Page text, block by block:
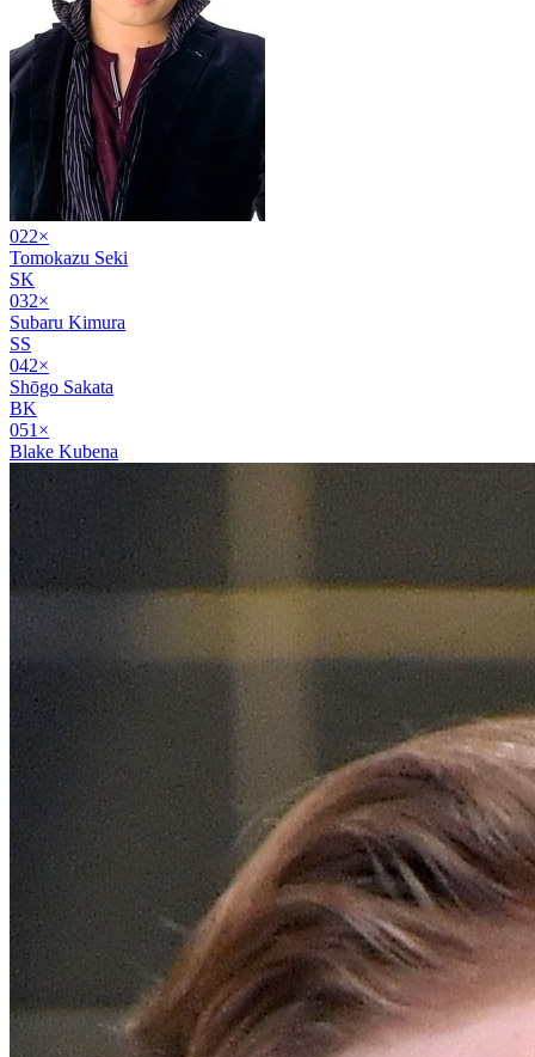
022×
Tomokazu Seki
SK
032×
Subaru Kimura
SS
042×
Shōgo Sakata
BK
051 ×
Blake Kubena